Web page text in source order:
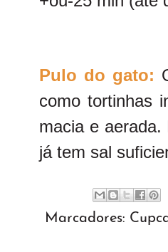
Pulo do gato:
como tortinhas
macia e
já tem sal
Marcadores: